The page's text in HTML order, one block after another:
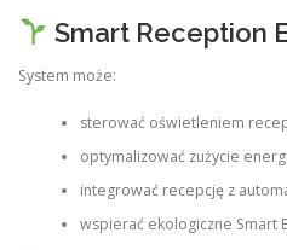
Smart Reception
System może:
sterować oświetleniem
optymalizować zużycie
integrować recepcję z
wspierać ekologiczne Smart